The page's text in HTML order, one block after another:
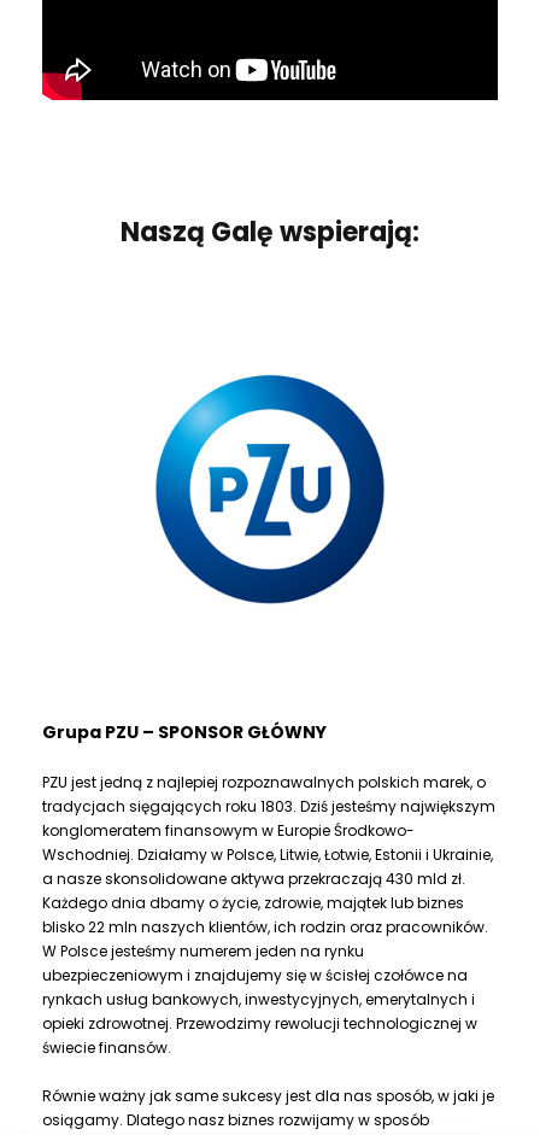
Naszą Galę wspierają:
Grupa PZU – SPONSOR GŁÓWNY
PZU jest jedną z najlepiej rozpoznawalnych polskich marek, o
tradycjach sięgających roku 1803. Dziś jesteśmy największym
konglomeratem finansowym w Europie Środkowo-
Wschodniej. Działamy w Polsce, Litwie, Łotwie, Estonii i Ukrainie,
a nasze skonsolidowane aktywa przekraczają 430 mld zł.
Każdego dnia dbamy o życie, zdrowie, majątek lub biznes
blisko 22 mln naszych klientów, ich rodzin oraz pracowników.
W Polsce jesteśmy numerem jeden na rynku
ubezpieczeniowym i znajdujemy się w ścisłej czołówce na
rynkach usług bankowych, inwestycyjnych, emerytalnych i
opieki zdrowotnej. Przewodzimy rewolucji technologicznej w
świecie finansów.
Równie ważny jak same sukcesy jest dla nas sposób, w jaki je
osiągamy. Dlatego nasz biznes rozwijamy w sposób